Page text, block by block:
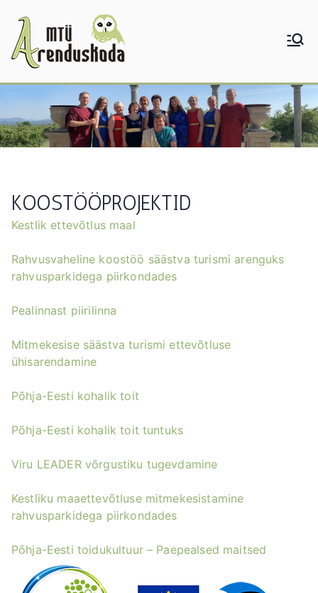
content
KOOSTÖÖPROJEKTID
Kestlik ettevõtlus maal
Rahvusvaheline koostöö säästva turismi arenguks
rahvusparkidega piirkondades
Pealinnast piirilinna
Mitmekesise säästva turismi ettevõtluse
ühisarendamine
Põhja-Eesti kohalik toit
Põhja-Eesti kohalik toit tuntuks
Viru LEADER võrgustiku tugevdamine
Kestliku maaettevõtluse mitmekesistamine
rahvusparkidega piirkondades
Põhja-Eesti toidukultuur – Paepealsed maitsed